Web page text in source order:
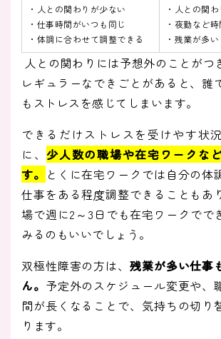
・人との関わりが少ない
・仕事時間がいつも同じ
・体調に合わせて調整できる
・人との関
・夜勤など
・残業が多い
人との関わりには予想外のことがつ
レギュラーなできごとがあると、誰
もストレスを感じてしまいます。
できるだけストレスを受けやす状
に、 少人数の職場や在宅ワークな
す。 とくに在宅ワークでは自分の体
仕事をある程度調整できることもあ
場で週に2～3日でも在宅ワークでで
みるのもいいでしょう。
双極性障害の方は、 残業が多い仕事
ん。 予定外のスケジュール変更や、
間が長くなることで、気持ちの切り
ります。